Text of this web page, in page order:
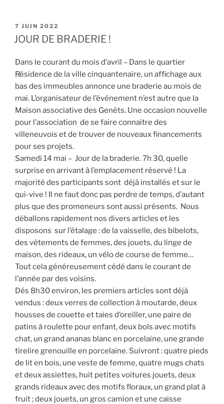
PUBLIÉ
LE
7 JUIN 2022
JOUR DE BRADERIE !
Dans le courant du mois d’avril – Dans le quartier
Résidence de la ville cinquantenaire, un affichage aux
bas des immeubles annonce une braderie au mois de
mai. L’organisateur de l’événement n’est autre que la
Maison associative des Genêts. Une occasion nouvelle
pour l’association de se faire connaitre des
villeneuvois et de trouver de nouveaux financements
pour ses projets.
Samedi 14 mai – Jour de la braderie. 7h 30, quelle
surprise en arrivant à l’emplacement réservé ! La
majorité des participants sont déjà installés et sur le
qui-vive ! Il ne faut donc pas perdre de temps, d’autant
plus que des promeneurs sont aussi présents. Nous
déballons rapidement nos divers articles et les
disposons sur l’étalage : de la vaisselle, des bibelots,
des vêtements de femmes, des jouets, du linge de
maison, des rideaux, un vélo de course de femme…
Tout cela généreusement cédé dans le courant de
l’année par des voisins.
Dés 8h30 environ, les premiers articles sont déjà
vendus : deux verres de collection à moutarde, deux
housses de couette et taies d’oreiller, une paire de
patins à roulette pour enfant, deux bols avec motifs
chat, un grand ananas blanc en porcelaine, une grande
tirelire grenouille en porcelaine. Suivront : quatre pieds
de lit en bois, une veste de femme, quatre mugs chats
et deux assiettes, huit petites voitures jouets, deux
grands rideaux avec des motifs floraux, un grand plat à
fruit ; deux jouets, un gros camion et une caisse